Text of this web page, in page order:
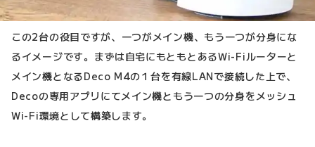
この2台の役目ですが、一つがメイン機、もう一つが分身にな
るイメージです。まずは自宅にもともとあるWi-Fiルーターと
メイン機となるDeco M4の１台を有線LANで接続した上で、
Decoの専用アプリにてメイン機ともう一つの分身をメッシュ
Wi-Fi環境として構築します。